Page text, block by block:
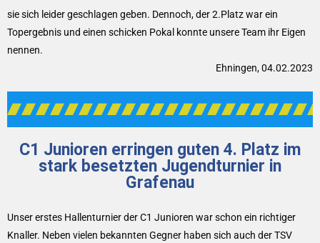
sie sich leider geschlagen geben. Dennoch, der 2.Platz war ein
Topergebnis und einen schicken Pokal konnte unsere Team ihr Eigen
nennen.
Ehningen, 04.02.2023
C1 Junioren erringen guten 4. Platz im
stark besetzten Jugendturnier in
Grafenau
Unser erstes Hallenturnier der C1 Junioren war schon ein richtiger
Knaller. Neben vielen bekannten Gegner haben sich auch der TSV